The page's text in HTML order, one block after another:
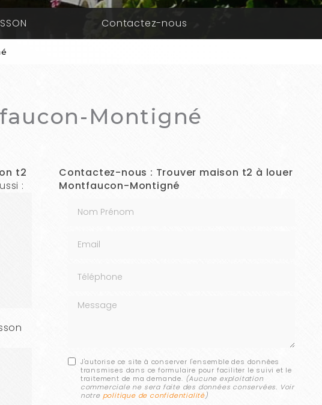
Contactez-nous
Montigné
t2
:
Contactez-nous : Trouver maison t2 à louer
Montfaucon-Montigné
Message
J'autorise ce site à conserver l'ensemble des données
transmises dans ce formulaire pour faciliter le suivi et le
traitement de ma demande. (Aucune exploitation
commerciale ne sera faite des données conservées. Voir
notre politique de confidentialité)